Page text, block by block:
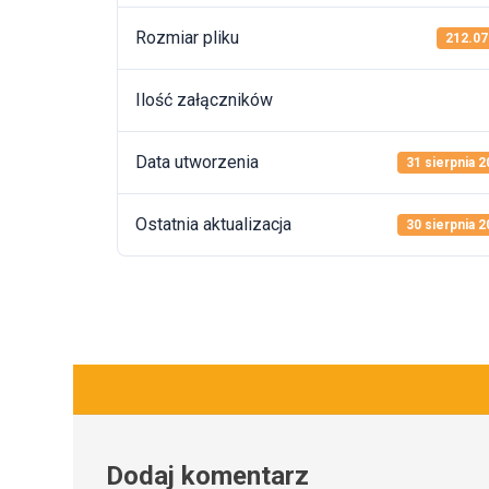
Rozmiar pliku 212.07
Ilość załączników
Data utworzenia 31 sierpnia
Ostatnia aktualizacja 30 sierpnia
Dodaj komentarz